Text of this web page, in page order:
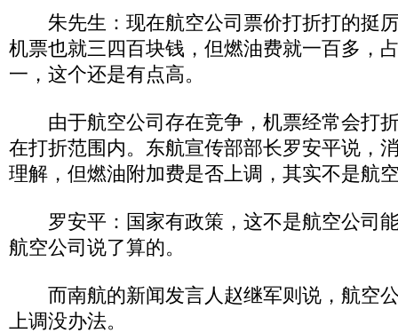
朱先生：现在航空公司票价打折打的挺
机票也就三四百块钱，但燃油费就一百多，
一，这个还是有点高。
由于航空公司存在竞争，机票经常会打
在打折范围内。东航宣传部部长罗安平说，
理解，但燃油附加费是否上调，其实不是航
罗安平：国家有政策，这不是航空公司
航空公司说了算的。
而南航的新闻发言人赵继军则说，航空
上调没办法。